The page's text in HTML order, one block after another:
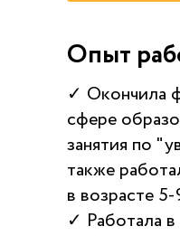
Опыт
✓ Окончила
сфере
занятия по
также
в возрасте
✓ Работала